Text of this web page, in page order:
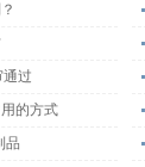
通过
的方式
品